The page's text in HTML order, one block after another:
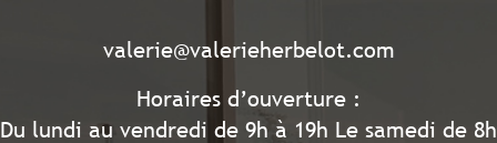
valerie@valerieherbelot.com
Horaires d’ouverture :
Du lundi au vendredi de 9h à 19h Le samedi de 8h